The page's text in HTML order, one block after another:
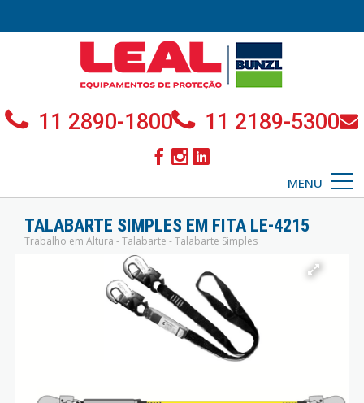
11 2890-1800 11 2189-5300
MENU
TALABARTE SIMPLES EM FITA LE-4215
Trabalho em Altura - Talabarte - Talabarte Simples